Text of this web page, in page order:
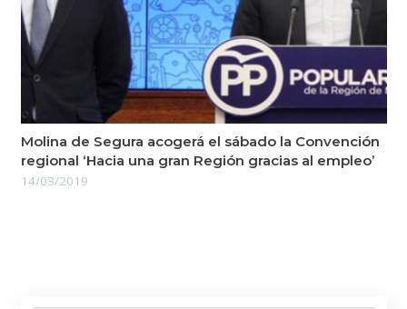
Molina de Segura acogerá el sábado la Convención
regional ‘Hacia una gran Región gracias al empleo’
14/03/2019